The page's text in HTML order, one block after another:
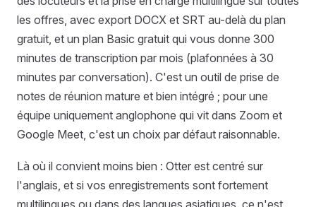
les offres, avec export DOCX et SRT au-delà du plan
gratuit, et un plan Basic gratuit qui vous donne 300
minutes de transcription par mois (plafonnées à 30
minutes par conversation). C'est un outil de prise de
notes de réunion mature et bien intégré ; pour une
équipe uniquement anglophone qui vit dans Zoom et
Google Meet, c'est un choix par défaut raisonnable.
Là où il convient moins bien : Otter est centré sur
l'anglais, et si vos enregistrements sont fortement